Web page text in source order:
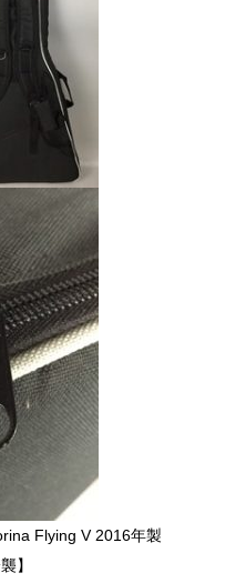
Flying V 2016年製
】